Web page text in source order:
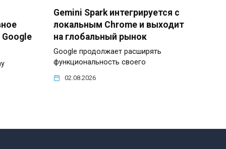
Google
Gemini Spark интегрируется с
локальным Chrome и выходит
на глобальный рынок
Google продолжает расширять
функциональность своего
02.08.2026